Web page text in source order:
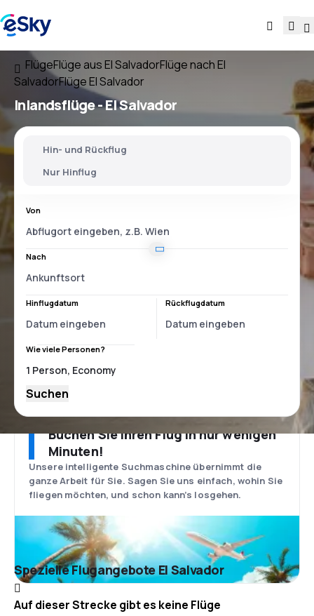
FlügeFlüge aus El SalvadorFlüge nach El
SalvadorFlüge El Salvador
Inlandsflüge -El Salvador
Hin- und Rückflug
Nur Hinflug
Von
Nach
Hinflugdatum Rückflugdatum
Wie viele Personen?
Suchen
Buchen Sie Ihren Flug in nur wenigen
Minuten!
Unsere intelligente Suchmaschine übernimmt die
ganze Arbeit für Sie. Sagen Sie uns einfach, wohin Sie
fliegen möchten, und schon kann’s losgehen.
Spezielle Flugangebote El Salvador
Auf dieser Strecke gibt es keine Flüge